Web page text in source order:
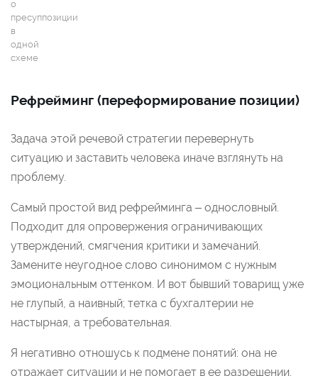
о
пресуппозиции
в
одной
схеме
Рефрейминг (переформирование позиции)
Задача этой речевой стратегии перевернуть
ситуацию и заставить человека иначе взглянуть на
проблему.
Самый простой вид рефрейминга – однословный.
Подходит для опровержения ограничивающих
утверждений, смягчения критики и замечаний.
Замените неугодное слово синонимом с нужным
эмоциональным оттенком. И вот бывший товарищ уже
не глупый, а наивный; тетка с бухгалтерии не
настырная, а требовательная.
Я негативно отношусь к подмене понятий: она не
отражает ситуации и не помогает в ее разрешении.